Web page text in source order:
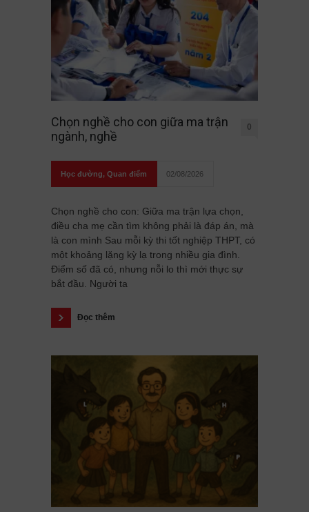
Chọn nghề cho con giữa ma trận
ngành, nghề
0
Học đường, Quan điểm 02/08/2026
Chọn nghề cho con: Giữa ma trận lựa chọn,
điều cha mẹ cần tìm không phải là đáp án, mà
là con mình Sau mỗi kỳ thi tốt nghiệp THPT, có
một khoảng lặng kỳ lạ trong nhiều gia đình.
Điểm số đã có, nhưng nỗi lo thì mới thực sự
bắt đầu. Người ta
Đọc thêm